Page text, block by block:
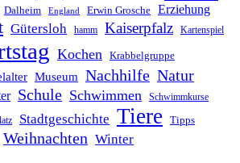
Dalheim England Erwin Grosche Erziehung
Gütersloh hamm Kaiserpfalz Kartenspiel
Kochen Krabbelgruppe
Museum Nachhilfe Natur
Schule Schwimmen Schwimmkurse
Stadtgeschichte Tiere Tipps
Weihnachten Winter